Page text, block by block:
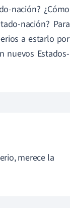
nación? ¿Cómo
nación? Para
a estarlo por
nuevos Estados-
merece la